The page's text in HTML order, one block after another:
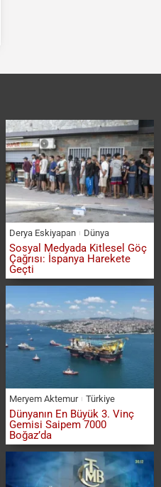
Derya Eskiyapan Dünya
Sosyal Medyada Kitlesel Göç
Çağrısı: İspanya Harekete
Geçti
Meryem Aktemur Türkiye
Dünyanın En Büyük 3. Vinç
Gemisi Saipem 7000
Boğaz’da